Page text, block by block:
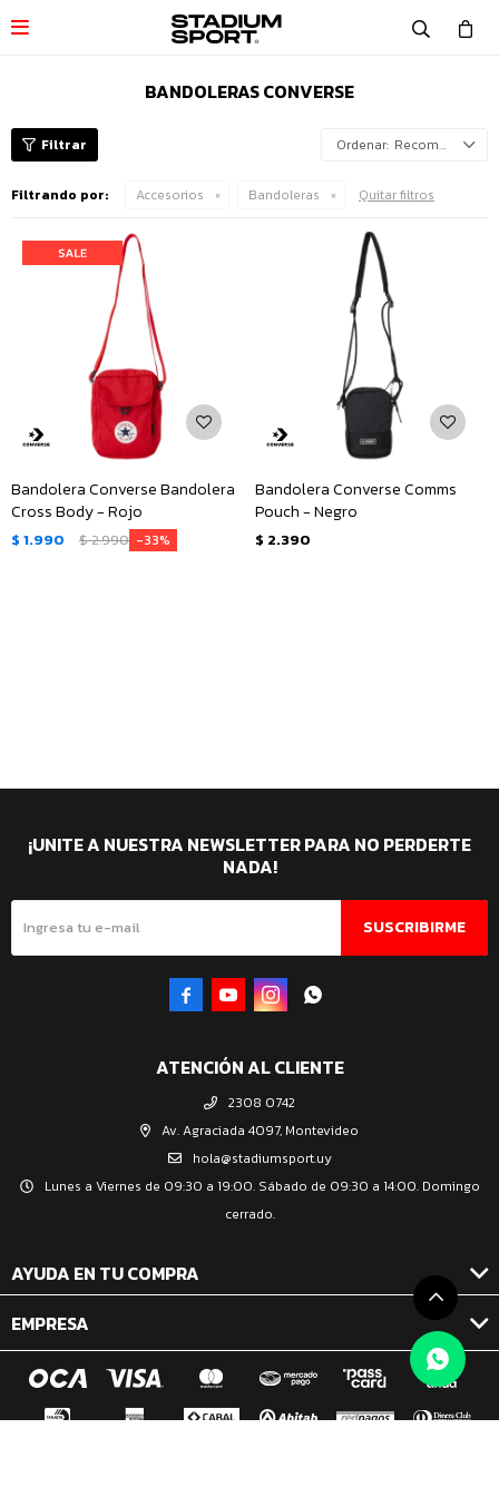

BANDOLERAS CONVERSE
Recomendados
Filtrando por: Accesorios Bandoleras Quitar filtros
Bandolera Converse Bandolera
Cross Body - Rojo
$ 1.990 $2.990 33
Bandolera Converse Comms
Pouch - Negro
$ 2.390
ATENCIÓN AL CLIENTE
2308 0742
Av. Agraciada 4097, Montevideo
hola@stadiumsport.uy
Lunes a Viernes de 09:30 a 19:00. Sábado de 09:30 a 14:00. Domingo
cerrado.
AYUDA EN TU COMPRA
EMPRESA
¡UNITE A NUESTRA NEWSLETTER PARA NO PERDERTE
NADA!
SUSCRIBIRME
   